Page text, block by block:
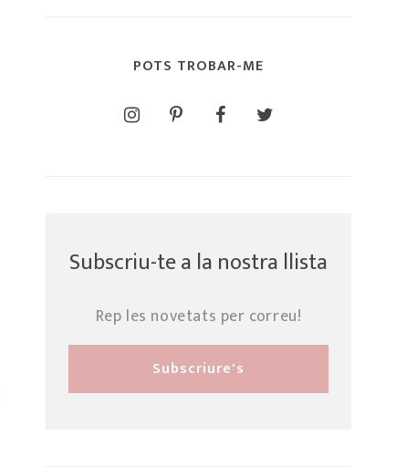
POTS TROBAR-ME
Subscriu-te a la nostra llista
Rep les novetats per correu!